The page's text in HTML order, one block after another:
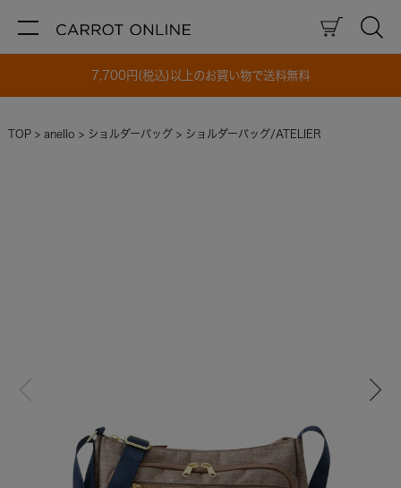
7,700円(税込)以上のお買い物で送料無料
TOP anello ショルダーバッグ ショルダーバッグ/ATELIER